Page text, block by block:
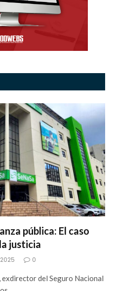
pública: El caso
justicia
0
del Seguro Nacional